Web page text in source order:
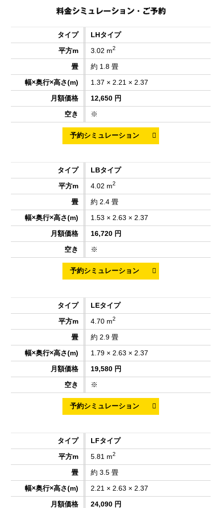
LHタイプ
3.02 m2
約 1.8 畳
1.37 × 2.21 × 2.37
12,650 円
※
LBタイプ
4.02 m2
約 2.4 畳
1.53 × 2.63 × 2.37
16,720 円
※
LEタイプ
4.70 m2
約 2.9 畳
1.79 × 2.63 × 2.37
19,580 円
※
LFタイプ
5.81 m2
約 3.5 畳
2.21 × 2.63 × 2.37
24,090 円